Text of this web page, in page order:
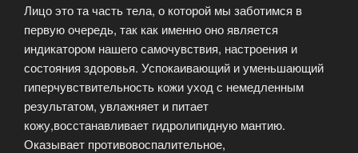
Лицо это та часть тела, о которой мы заботимся в
первую очередь, так как именно оно является
индикатором нашего самочувствия, настроения и
состояния здоровья. Успокаивающий и уменьшающий
гиперчувствительность кожи уход с немедленным
результатом, увлажняет и питает
кожу,восстанавливает гидролипидную мантию.
Оказывает противовоспалительное,